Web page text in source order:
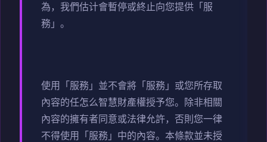
為，我們估计會暫停或終止向您提供「服
務」。
使用「服務」並不會將「服務」或您所存取
內容的任怎么智慧財產權授予您。除非相關
內容的擁有者同意或法律允許，否則您一律
不得使用「服務」中的內容。本條款並未授